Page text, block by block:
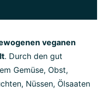
veganen
. Durch den gut
Gemüse, Obst,
Nüssen, Ölsaaten